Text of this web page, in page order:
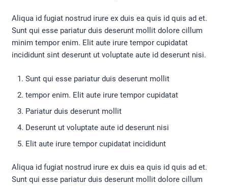
Aliqua id fugiat nostrud irure ex duis ea quis id quis ad et.
Sunt qui esse pariatur duis deserunt mollit dolore cillum
minim tempor enim. Elit aute irure tempor cupidatat
incididunt sint deserunt ut voluptate aute id deserunt nisi.
Sunt qui esse pariatur duis deserunt mollit
tempor enim. Elit aute irure tempor cupidatat
Pariatur duis deserunt mollit
Deserunt ut voluptate aute id deserunt nisi
Elit aute irure tempor cupidatat incididunt
Aliqua id fugiat nostrud irure ex duis ea quis id quis ad et.
Sunt qui esse pariatur duis deserunt mollit dolore cillum